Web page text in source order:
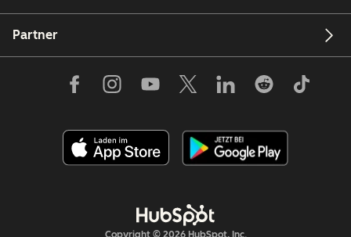
Partner
Copyright © 2026 HubSpot, Inc.